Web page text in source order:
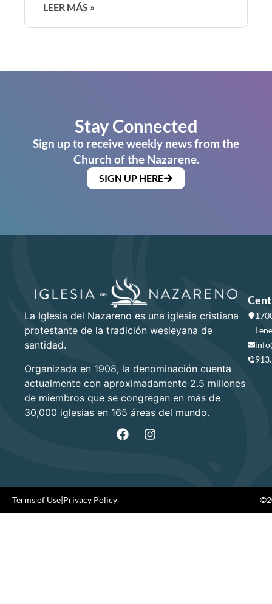
LEER MÁS »
Stay Connected
Sign up to receive weekly news from the
Church of the Nazarene.
SIGN UP HERE
La Iglesia del Nazareno es una iglesia cristiana
protestante de la tradición wesleyana de
santidad.
Organizada en 1908, la denominación cuenta
actualmente con aproximadamente 2.5 millones
de miembros que se congregan en más de
30,000 iglesias en 165 áreas del mundo.
Terms of Use|Privacy Policy